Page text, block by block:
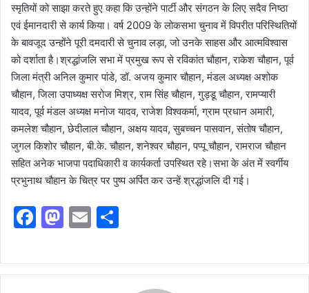
स्मृतियों को साझा करते हुए कहा कि उन्होंने पार्टी और संगठन के लिए सदैव निष्ठा
एवं ईमानदारी से कार्य किया। वर्ष 2009 के लोकसभा चुनाव में विपरीत परिस्थितियों
के बावजूद उन्होंने पूरी दमदारी से चुनाव लड़ा, जो उनके साहस और आत्मविश्वास
को दर्शाता है।श्रद्धांजलि सभा में प्रमुख रूप से रविकांत चौहान, राकेश चौहान, पूर्व
जिला मंत्री अनिल कुमार पांडे, डॉ. अजय कुमार चौहान, मंडल अध्यक्ष अशोक
चौहान, जिला उपाध्यक्ष सरोज मिश्र, राम सिंह चौहान, गुड्डू चौहान, रामप्यारी
यादव, पूर्व मंडल अध्यक्ष मनोज यादव, राजेश विश्वकर्मा, ग्राम प्रधान अमारी,
कमलेश चौहान, छेदीलाल चौहान, अक्षय यादव, सुबच्चन पासवान, संतोष चौहान,
जुगल किशोर चौहान, बी.के. चौहान, शनेश्वर चौहान, पप्पू चौहान, रामराज चौहान
सहित अनेक भाजपा पदाधिकारी व कार्यकर्ता उपस्थित रहे।सभा के अंत में स्वर्गीय
प्रभुनाथ चौहान के चित्र पर पुष्प अर्पित कर उन्हें श्रद्धांजलि दी गई।
F
c
e
M
st
o
E
ai
l
ar
e